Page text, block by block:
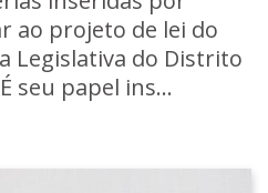
ao projeto de lei do
Legislativa do Distrito
seu papel ins...